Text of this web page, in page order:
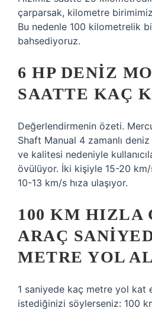
çarparsak, kilometre
Bu nedenle 100 kilometrelik
bahsediyoruz.
6 HP DENIZ
SAATTE KAÇ
Değerlendirmenin özeti.
Shaft Manual 4 zamanlı
ve kalitesi nedeniyle
övülüyor. İki kişiyle 15-20
10-13 km/s hıza ulaşıyor.
100 KM HIZLA
ARAÇ
METRE YOL
1 saniyede kaç metre yol kat
istediğinizi söylerseniz: 100